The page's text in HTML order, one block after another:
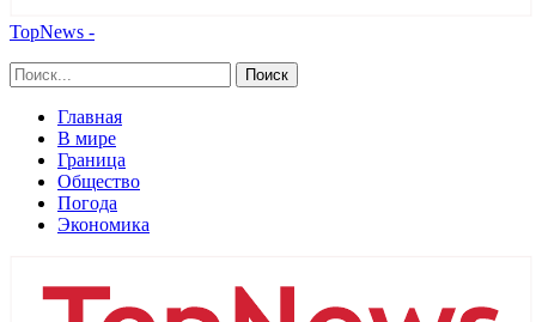
TopNews -
Главная
В мире
Граница
Общество
Погода
Экономика